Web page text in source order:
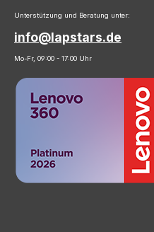
Unterstützung und Beratung unter:
info@lapstars.de
Mo-Fr, 09:00 - 17:00 Uhr